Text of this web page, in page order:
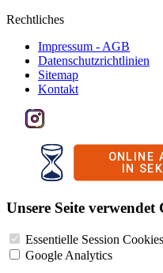
Rechtliches
Impressum - AGB
Datenschutzrichtlinien
Sitemap
Kontakt
Unsere Seite verwendet
Essentielle Session Cookies
Google Analytics